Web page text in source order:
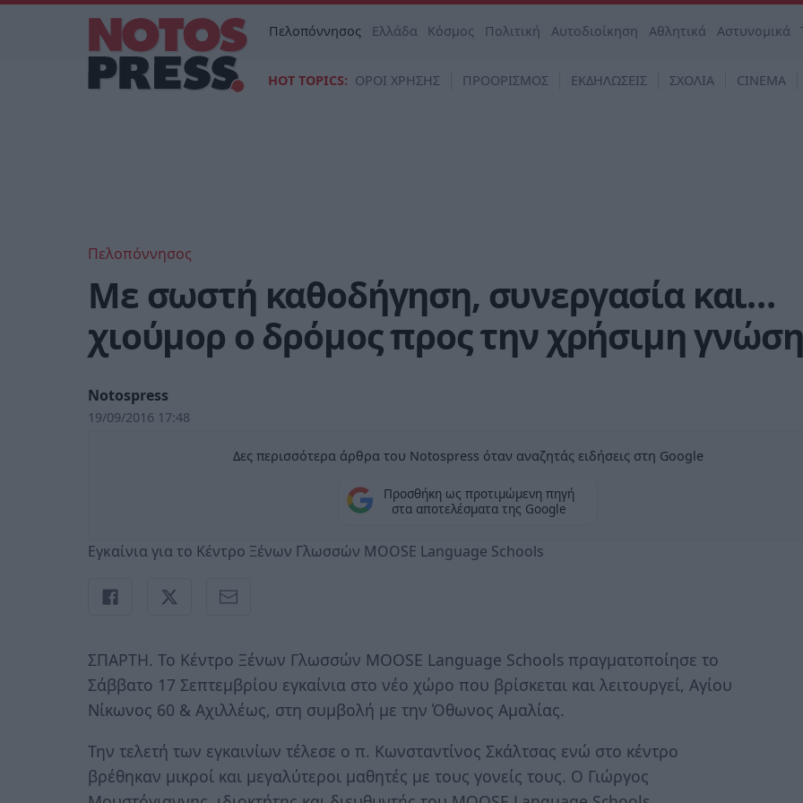
Πελοπόννησος Ελλάδα Κόσμος Πολιτική Αυτοδιοίκηση Αθλητικά Αστυνομικά
HOT TOPICS: ΟΡΟΙ ΧΡΗΣΗΣ ΠΡΟΟΡΙΣΜΟΣ ΕΚΔΗΛΩΣΕΙΣ ΣΧΟΛΙΑ CINEMA
Πελοπόννησος
Με σωστή καθοδήγηση, συνεργασία και…
χιούμορ ο δρόμος προς την χρήσιμη
Notospress
19/09/2016 17:48
Δες περισσότερα άρθρα του Notospress όταν αναζητάς ειδήσεις στη Google
Προσθήκη ως προτιμώμενη πηγή
στα αποτελέσματα της Google
Εγκαίνια για το Κέντρο Ξένων Γλωσσών MOOSE Language Schools
ΣΠΑΡΤΗ. Το Κέντρο Ξένων Γλωσσών MOOSE Language Schools πραγματοποίησε το
Σάββατο 17 Σεπτεμβρίου εγκαίνια στο νέο χώρο που βρίσκεται και λειτουργεί, Αγίου
Νίκωνος 60 & Αχιλλέως, στη συμβολή με την Όθωνος Αμαλίας.
Την τελετή των εγκαινίων τέλεσε ο π. Κωνσταντίνος Σκάλτσας ενώ στο κέντρο
βρέθηκαν μικροί και μεγαλύτεροι μαθητές με τους γονείς τους. Ο Γιώργος